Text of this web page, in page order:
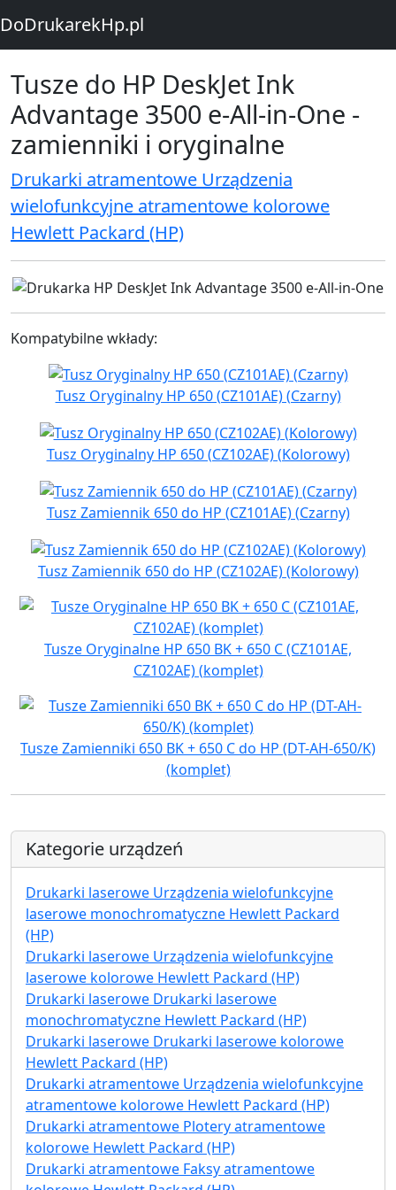
DoDrukarekHp.pl
Tusze do HP DeskJet Ink
Advantage 3500 e-All-in-One -
zamienniki i oryginalne
Drukarki atramentowe Urządzenia
wielofunkcyjne atramentowe kolorowe
Hewlett Packard (HP)
Kompatybilne wkłady:
Tusz Oryginalny HP 650 (CZ101AE) (Czarny)
Tusz Oryginalny HP 650 (CZ102AE) (Kolorowy)
Tusz Zamiennik 650 do HP (CZ101AE) (Czarny)
Tusz Zamiennik 650 do HP (CZ102AE) (Kolorowy)
Tusze Oryginalne HP 650 BK + 650 C (CZ101AE,
CZ102AE) (komplet)
Tusze Zamienniki 650 BK + 650 C do HP (DT-AH-650/K)
(komplet)
Kategorie urządzeń
Drukarki laserowe Urządzenia wielofunkcyjne
laserowe monochromatyczne Hewlett Packard
(HP)
Drukarki laserowe Urządzenia wielofunkcyjne
laserowe kolorowe Hewlett Packard (HP)
Drukarki laserowe Drukarki laserowe
monochromatyczne Hewlett Packard (HP)
Drukarki laserowe Drukarki laserowe kolorowe
Hewlett Packard (HP)
Drukarki atramentowe Urządzenia wielofunkcyjne
atramentowe kolorowe Hewlett Packard (HP)
Drukarki atramentowe Plotery atramentowe
kolorowe Hewlett Packard (HP)
Drukarki atramentowe Faksy atramentowe